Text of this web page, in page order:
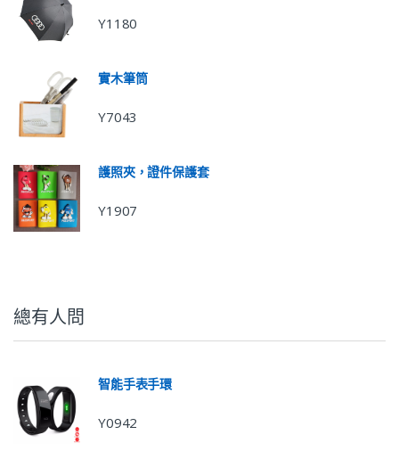
Y1180
實木筆筒
Y7043
護照夾，證件保護套
Y1907
總有人問
智能手表手環
Y0942